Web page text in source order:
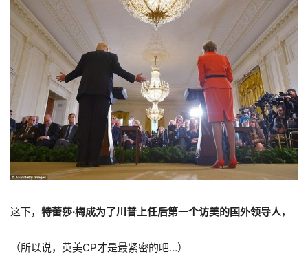
这下， 特蕾莎·梅成为了川普上任后第一个访美的国外领导人，
（所以说，英美CP才是最紧密的吧…）